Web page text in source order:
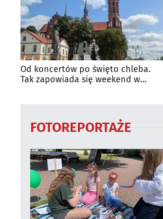
Od koncertów po święto chleba.
Tak zapowiada się weekend w
FOTOREPORTAŻE